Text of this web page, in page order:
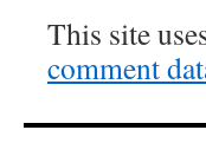
This site
comment